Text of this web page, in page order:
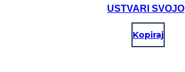
USTVARI SVOJO
Kopiraj